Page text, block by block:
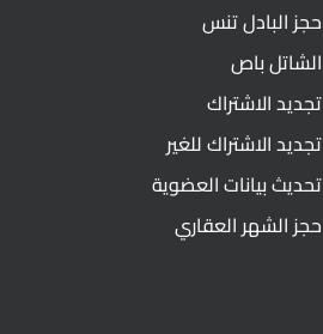
حجز البادل تنس
الشاتل باص
تجديد الاشتراك
تجديد الاشتراك للغير
تحديث بيانات العضوية
حجز الشهر العقاري